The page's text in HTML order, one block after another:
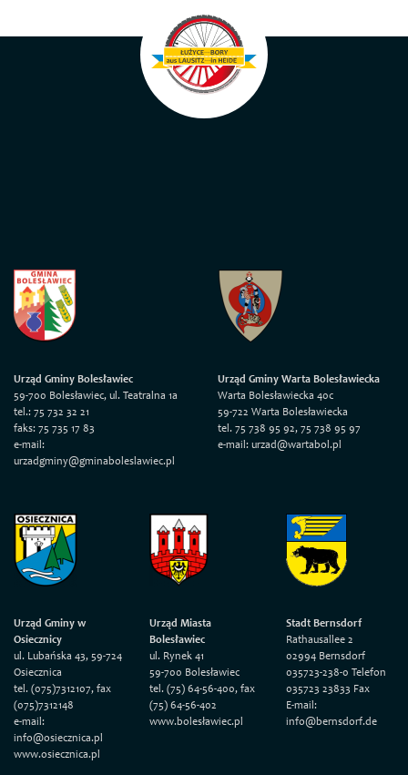
Urząd Gminy Bolesławiec
59-700 Bolesławiec, ul. Teatralna 1a
tel.: 75 732 32 21
faks: 75 735 17 83
e-mail:
urzadgminy@gminaboleslawiec.pl
Urząd Gminy Warta Bolesławiecka
Warta Bolesławiecka 40c
59-722 Warta Bolesławiecka
tel. 75 738 95 92, 75 738 95 97
e-mail: urzad@wartabol.pl
Urząd Gminy w
Osiecznicy
ul. Lubańska 43, 59-724
Osiecznica
tel. (075)7312107, fax
(075)7312148
e-mail:
info@osiecznica.pl
www.osiecznica.pl
Urząd Miasta
Bolesławiec
ul. Rynek 41
59-700 Bolesławiec
tel. (75) 64-56-400, fax
(75) 64-56-402
www.bolesławiec.pl
Stadt Bernsdorf
Rathausallee 2
02994 Bernsdorf
035723-238-0 Telefon
035723 23833 Fax
E-mail:
info@bernsdorf.de